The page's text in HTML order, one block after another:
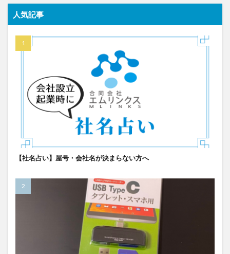
人気記事
【社名占い】屋号・会社名が決まらない方へ